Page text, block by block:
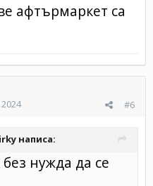
афтърмаркет са
#6
написа:
нужда да се